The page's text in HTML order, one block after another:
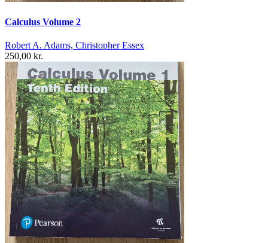
Calculus Volume 2
Robert A. Adams, Christopher Essex
250,00 kr.